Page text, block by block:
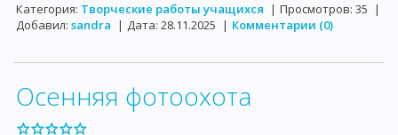
Категория: Творческие работы учащихся | Просмотров: 35 |
Добавил: sandra | Дата: 28.11.2025 | Комментарии (0)
Осенняя фотоохота